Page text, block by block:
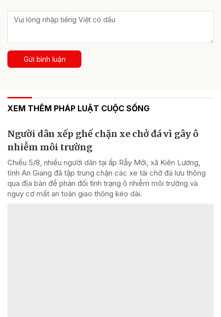
Gửi bình luận
XEM THÊM PHÁP LUẬT CUỘC SỐNG
Người dân xếp ghế chặn xe chở đá vì gây ô
nhiễm môi trường
Chiều 5/8, nhiều người dân tại ấp Rẫy Mới, xã Kiên Lương,
tỉnh An Giang đã tập trung chặn các xe tải chở đá lưu thông
qua địa bàn để phản đối tình trạng ô nhiễm môi trường và
nguy cơ mất an toàn giao thông kéo dài.